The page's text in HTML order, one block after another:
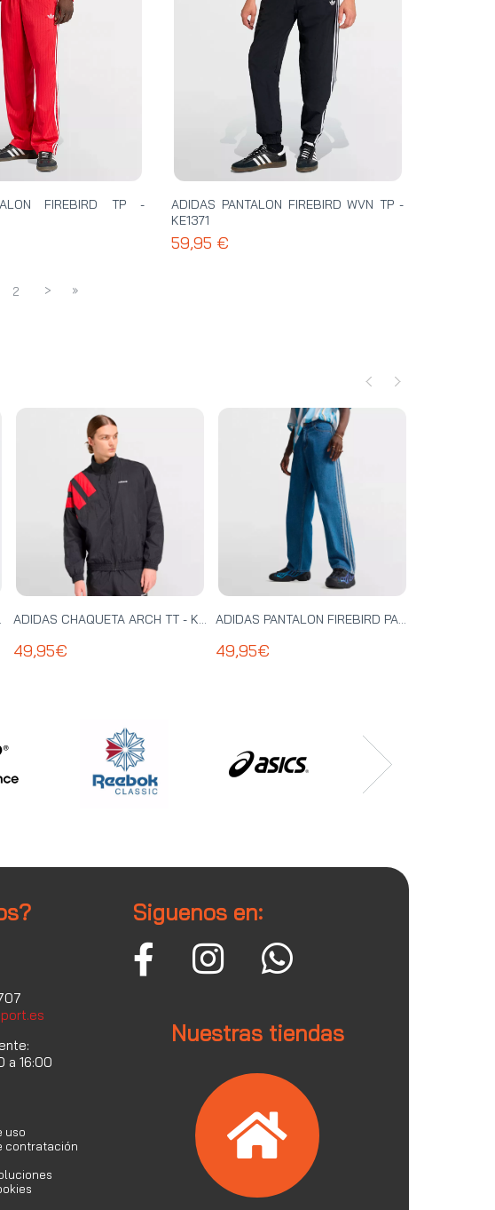
FIREBIRD TP -
ADIDAS PANTALON FIREBIRD WVN TP -
KE1371
59,95 €
2 > »
ADIDAS CHAQUETA ARCH TT - KD4069
49,95€
ADIDAS PANTALON FIREBIRD PANTS - KD1499
49,95€
a 16:00
uso
contratación
Siguenos en:
Nuestras tiendas